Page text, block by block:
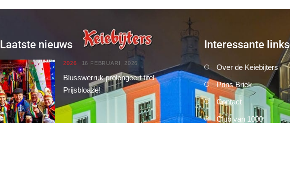
Laatste nieuws
2026 16 FEBRUARI, 2026
Blusswerruk prolongeert titel
Prijsbloaze!
Interessante links
Over de Keiebijters
Prins Briek
Contact
Club van 1000